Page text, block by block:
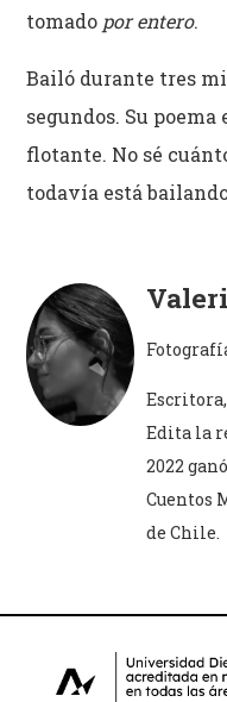
tomado por entero.
Bailó durante tres
segundos. Su
flotante. No sé
todavía está
Edita la
2022
Cuentos
de Chile.